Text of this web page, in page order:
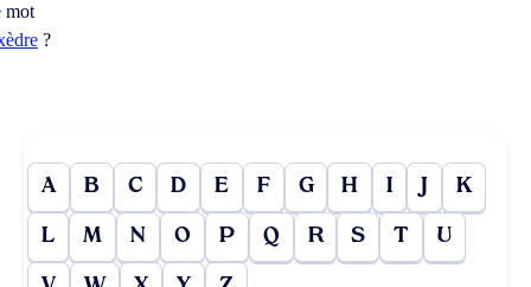
mot
?
A B C D E F G H I J K
L M N O P Q R S T U